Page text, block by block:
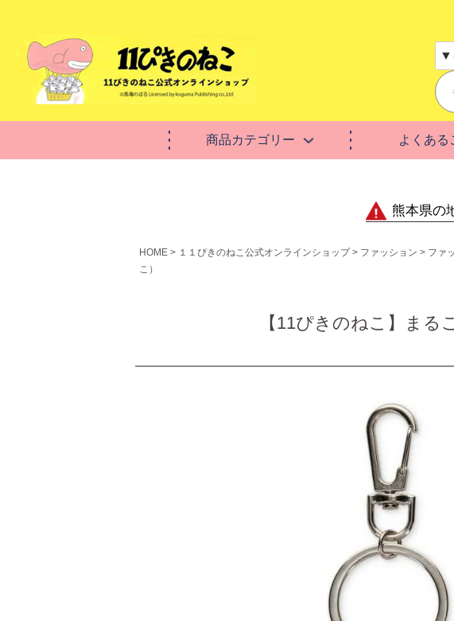
商品カテゴリー よくある
熊本県の
HOME １１ぴきのねこ公式オンラインショップ ファッション ファ
こ）
【11ぴきのねこ】まる